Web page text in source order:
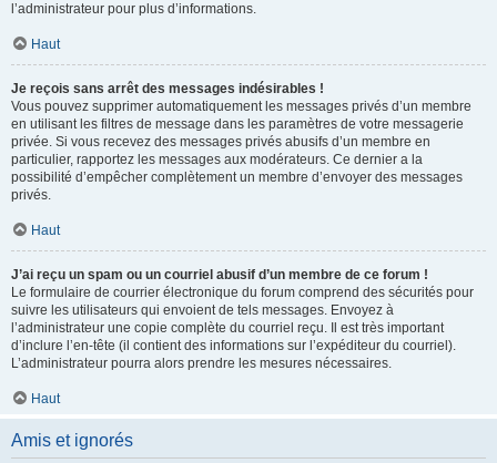
l’administrateur pour plus d’informations.
Haut
Je reçois sans arrêt des messages indésirables !
Vous pouvez supprimer automatiquement les messages privés d’un membre
en utilisant les filtres de message dans les paramètres de votre messagerie
privée. Si vous recevez des messages privés abusifs d’un membre en
particulier, rapportez les messages aux modérateurs. Ce dernier a la
possibilité d’empêcher complètement un membre d’envoyer des messages
privés.
Haut
J’ai reçu un spam ou un courriel abusif d’un membre de ce forum !
Le formulaire de courrier électronique du forum comprend des sécurités pour
suivre les utilisateurs qui envoient de tels messages. Envoyez à
l’administrateur une copie complète du courriel reçu. Il est très important
d’inclure l’en-tête (il contient des informations sur l’expéditeur du courriel).
L’administrateur pourra alors prendre les mesures nécessaires.
Haut
Amis et ignorés